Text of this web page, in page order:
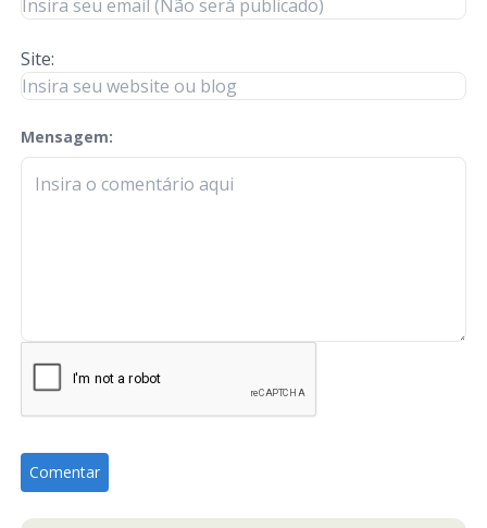
Site:
Mensagem:
check-terms